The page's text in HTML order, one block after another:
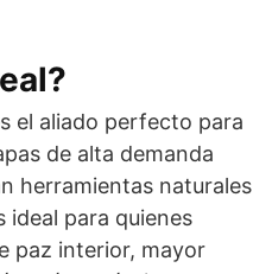
el aliado perfecto para
de alta demanda
herramientas naturales
ideal para quienes
paz interior, mayor